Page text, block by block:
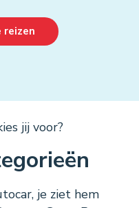
reizen
jij voor?
je ziet hem